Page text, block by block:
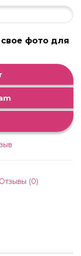
фото для
Отзывы (0)